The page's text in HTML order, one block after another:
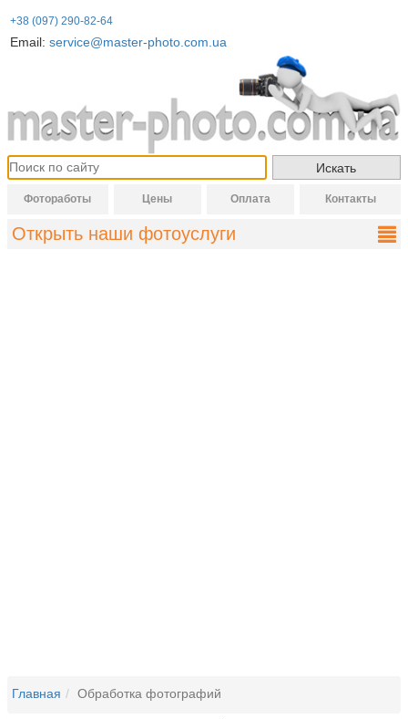
+38 (097) 290-82-64
Email: service@master-photo.com.ua
Фотоработы Цены Оплата Контакты
Открыть наши фотоуслуги
Главная Обработка фотографий